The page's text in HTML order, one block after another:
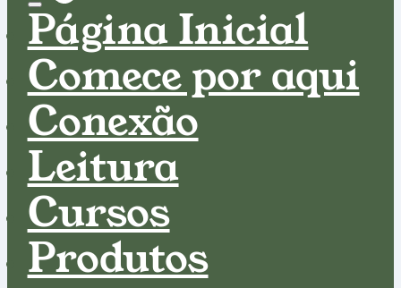
Página Inicial
Comece por aqui
Conexão
Leitura
Cursos
Produtos